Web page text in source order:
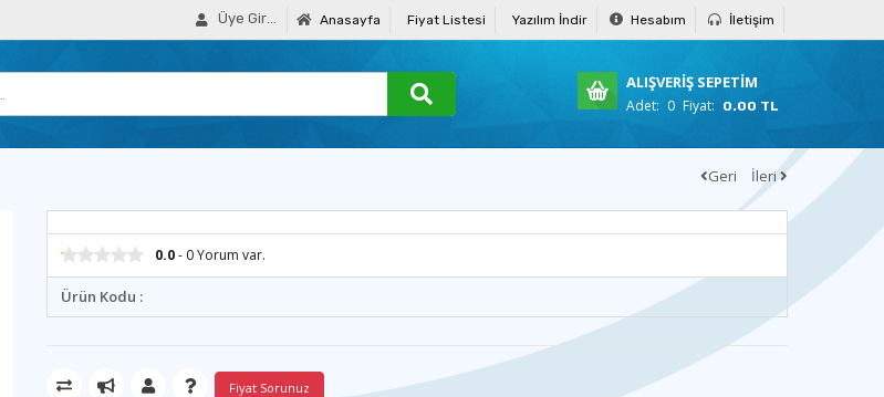
Üye Girişi Anasayfa Fiyat Listesi Yazılım İndir Hesabım İletişim
ALIŞVERİŞ SEPETİM
Adet: 0 Fiyat: 0.00 TL
Geri İleri
0.0- 0 Yorum var.
Ürün Kodu :
Fiyat Sorunuz